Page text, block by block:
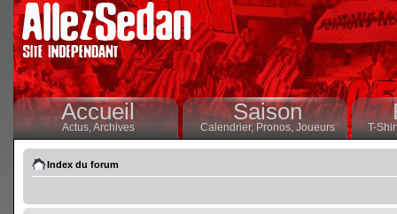
Accueil
Actus,Archives
Saison
Calendrier,Pronos, Joueurs T-
Index du forum